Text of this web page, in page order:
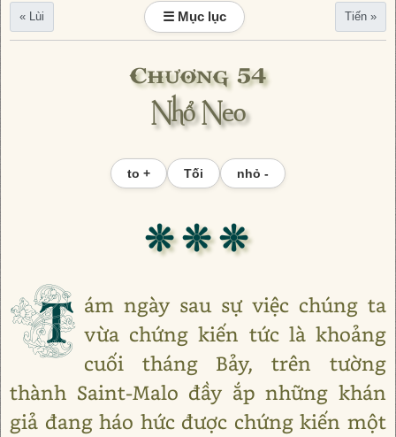
« Lùi ☰ Mục lục Tiến »
Chương 54
Nhổ Neo
to + Tối nhỏ -
❊ ❊ ❊
T ám ngày sau sự việc chúng ta
vừa chứng kiến tức là khoảng
cuối tháng Bảy, trên tường
thành Saint-Malo đầy ắp những khán
giả đang háo hức được chứng kiến một